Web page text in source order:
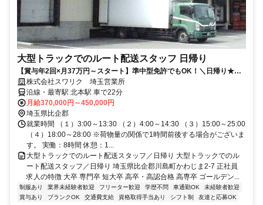
大型トラックでのルート配送スタッフ 日帰り
【賞与年2回×月37万円～スタート】準中型免許でもOK！＼日帰り★大
型10ｔトラックでのルート配送／希望休OK◎30～40代を中心に活躍
中！「厚待遇×長期×安全第一！」
株式会社スワリク 埼玉営業所
沿線・最寄駅 北本駅 車で22分
月給370,000円～450,000円
埼玉県比企郡
就業時間 （１）3:00～13:30 （２）4:00～14:30 （３）15:00～25:00
（４）18:00～28:00 ※荷物量の関係で1時間前後する場合がございま
す。 実働：8時間 休憩：1...
大型トラックでのルート配送スタッフ／日帰り 大型トラックでのル
ート配送スタッフ／日帰り 埼玉県比企郡川島町かわじま2-7 正社員
求人の特徴 大卒 専門卒 短大卒 高卒・高認合格 高専卒 ゴールデン...
制服あり 業界未経験者歓迎 フリーター歓迎 学歴不問 車通勤OK
未経験者歓迎
賞与あり
ブランクOK 交通費支給 資格取得手当あり シフト制 友達と応募OK